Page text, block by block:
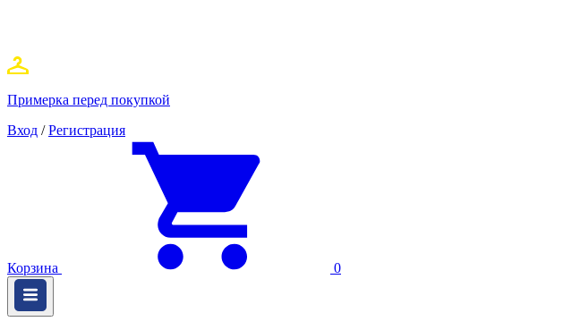
Примерка перед покупкой
Вход / Регистрация
Корзина 0